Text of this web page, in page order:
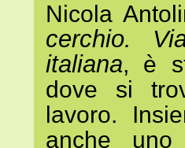
Nicola
cerchio.
italiana, è
dove si
lavoro.
anche